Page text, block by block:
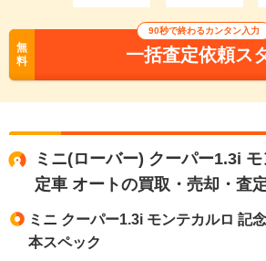
無
料
90秒で終わるカンタン入力
一括査定依頼ス
ミニ(ローバー) クーパー1.3i
定車 オートの買取・売却・査
ミニ クーパー1.3i モンテカルロ 記
本スペック